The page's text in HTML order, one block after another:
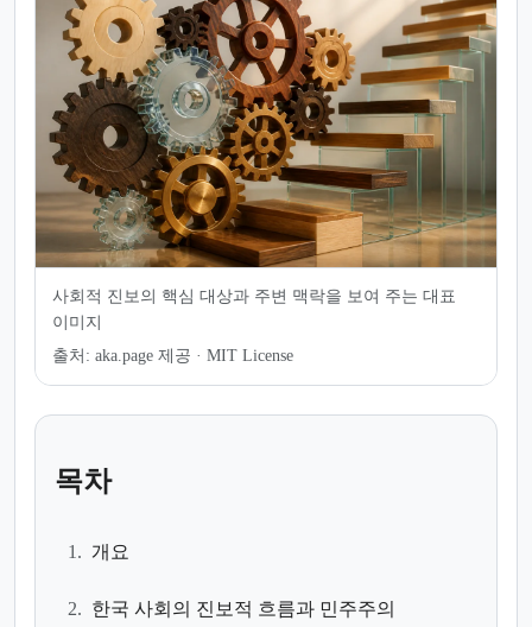
사회적 진보의 핵심 대상과 주변 맥락을 보여 주는 대표
이미지
출처: aka.page 제공 · MIT License
목차
1. 개요
2. 한국 사회의 진보적 흐름과 민주주의